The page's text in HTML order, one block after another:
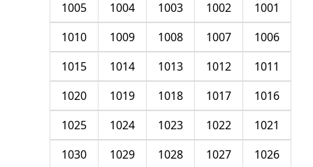
1001
1002
1003
1004
1005
1006
1007
1008
1009
1010
1011
1012
1013
1014
1015
1016
1017
1018
1019
1020
1021
1022
1023
1024
1025
1026
1027
1028
1029
1030